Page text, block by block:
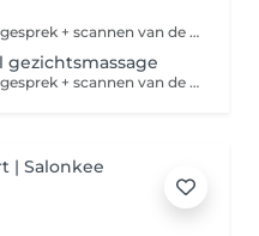
Behandelingen zijn incl. : - Intake gesprek + scannen van de hoofdhuid - Drogen van het haar Een verfijnde behandeling die start met een headscan, gevolgd door een reiniging van het gelaat. De hoofdhuid wordt intensief gedetoxed en het haar wordt gereinigd met aangepaste shampoos en scrub. Er volgt een weldadige hoofdhuidmassage met diverse tools. Een uitgebreide nek- en schoudermassage zorgt voor diepe ontspanning. Het haar wordt gevoed en verzorgd met een haarmasker onder stoom. Gun jezelf jouw me-time moment
gezichtsmassage
Behandelingen zijn incl. : - Intake gesprek + scannen van de hoofdhuid - Drogen van het haar Een verfijnde behandeling die start met een headscan, gevolgd door een reiniging van het gelaat. De hoofdhuid wordt intensief gedetoxed en het haar wordt gereinigd met aangepaste shampoos en scrub. Er volgt een weldadige hoofdhuidmassage met diverse tools. Een uitgebreide nek- en schoudermassage zorgt voor diepe ontspanning. Het haar wordt gevoed en verzorgd met een haarmasker onder stoom.Tijdens je gezichtsmasker geniet je van een ontspannende hand- en armmassage. Gun jezelf jouw me-time moment